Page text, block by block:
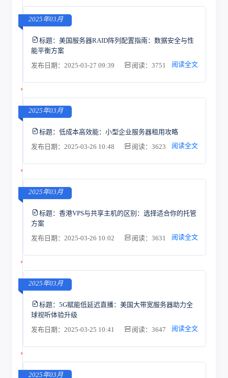
2025年03月
标题： 美国服务器RAID阵列配置指南：数据安全与性
能平衡方案
发布日期：2025-03-27 09:39
阅读：3751 阅读全文
2025年03月
标题： 低成本高效能：小型企业服务器租用攻略
发布日期：2025-03-26 10:48
阅读：3623 阅读全文
2025年03月
标题： 香港VPS与共享主机的区别：选择适合你的托管
方案
发布日期：2025-03-26 10:02
阅读：3631 阅读全文
2025年03月
标题： 5G赋能低延迟直播：美国大带宽服务器助力全
球视听体验升级
发布日期：2025-03-25 10:41
阅读：3647 阅读全文
2025年03月